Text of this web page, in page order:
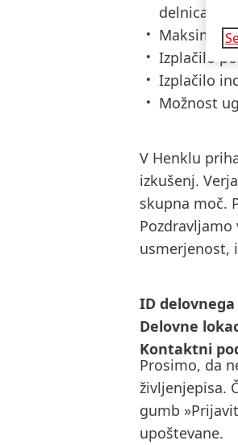
delnicami
Izplačilo
Izplačilo
Možnost
V Henklu
izkušenj.
skupna moč.
usmerjenost,
ID
Delovne
Kontaktni
Prosimo, da
življenjepisa.
gumb
upoštevane.